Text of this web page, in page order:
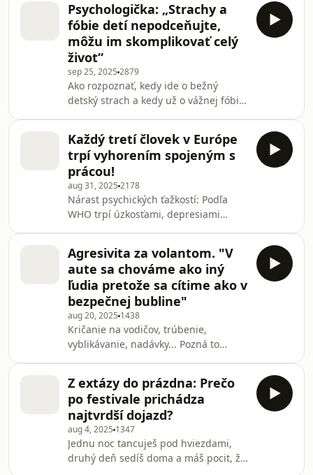
ňom tak málo hovorí, prečo sa niektorí
boja požiadať o pomoc, a prečo byť
„silný“ neznamená byť ticho.Spolu s
psychologičkou sa rozprávame o: •
prečo muži riešia problémy prácou,
alkoholom alebo hnevom • ako sa dá
rozpoznať, že muž psychicky trpí •
prečo až 75 % samov
Psychologička: „Strachy a
fóbie detí nepodceňujte,
môžu im skomplikovať celý
život“
sep 25, 2025 2879
Ako rozpoznať, kedy ide o bežný
detský strach a kedy už o vážnej fóbiu,
Rozprávam sa s psychologičkou, ktorá
vysvetľuje, prečo je dôležité detské
obavy nebagatelizovať, ako k nim
pristupovať s porozumením a čo môže
rodič urobiť, aby svoje dieťa podporil.
Každý tretí človek v Európe
trpí vyhorením spojeným s
prácou!
aug 31, 2025 2178
Nárast psychických ťažkostí: Podľa
WHO trpí úzkosťami, depresiami
psychické problémy spôsobujú
obrovské finančné straty – nielen v
podobe PN-iek, ale aj nižšej
produktivity či odchodov kvalitných
ľudí.Nové prostredie: Home office,
hybridný model práce a tlak na výkon
zmenili dynamiku pracovných vzťahov
a zvýšili pocit izolácie aj pre
Agresivita za volantom. "V
aute sa chováme ako iný
ľudia pretože sa cítime ako v
bezpečnej bubline"
aug 20, 2025 1438
Kričanie na vodičov, trúbenie,
vyblikávanie, nadávky... Pozná to
niekoho úplne iného, ako agresia
súvisí so stresom v živote, prečo nás
najviac hnevajú pomalí vodiči, či je
nadávka v aute zdravá ventilácia
alebo už návyk, a ako sa dá vlastne
skrotiť „road rage“. A pridáme aj tipy,
Z extázy do prázdna: Prečo
po festivale prichádza
najtvrdší dojazd?
aug 4, 2025 1347
Jednu noc tancuješ pod hviezdami,
druhý deň sedíš doma a máš pocit, že